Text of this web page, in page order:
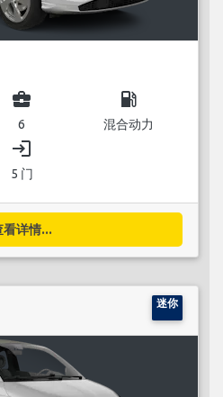
business_center
6
local_gas_station
混合动力
login
5 门
看详情...
迷你